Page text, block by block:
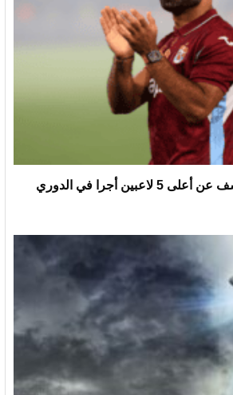
صلاح بين الكبار.. الكشف عن أعلى 5 لاعبين أجرا في الدوري